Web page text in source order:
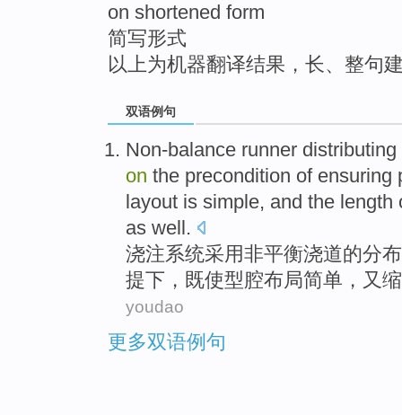
on shortened form
简写形式
以上为机器翻译结果，长、整句
双语例句
Non-balance runner distributing
on the precondition ofensuring
layout is simple, and the length
as well.
浇注系统采用非平衡浇道的分布
提下 ，既使型腔布局简单 ， 又
youdao
更多双语例句